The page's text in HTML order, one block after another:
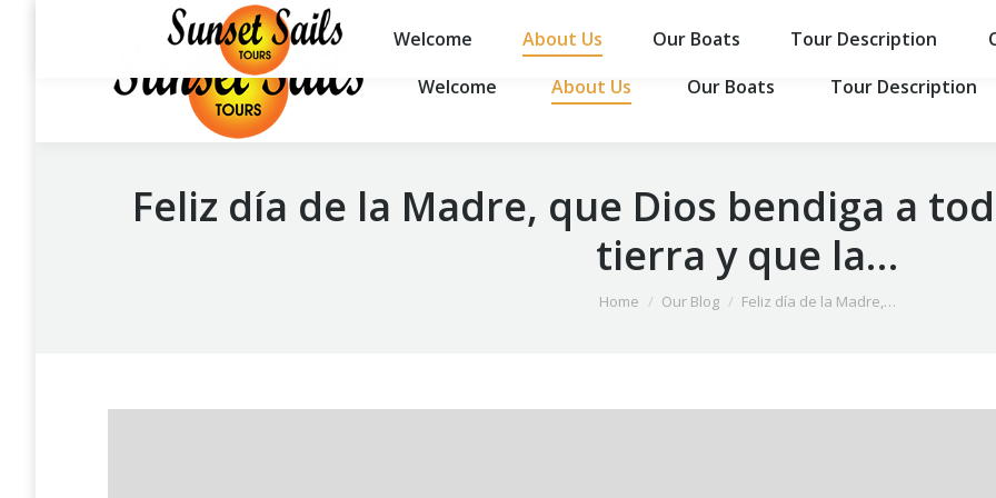
1-888-260-5671
Welcome About Us Our Boats Tour Description
Feliz día de la Madre, que Dios bendiga a
tierra y que la…
You are here:
Home Our Blog Feliz día de la Madre,…
Welcome About Us Our Boats Tour Description